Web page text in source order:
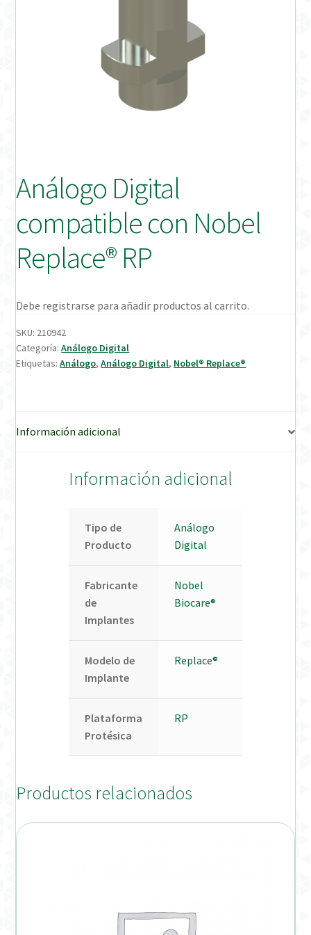
Mi cuenta
On-line Store
Productos Favoritos
Uso previsto
Verification Required
Análogo Digital
compatible con Nobel
Replace® RP
Debe registrarse para añadir productos al carrito.
SKU: 210942
Categoría:Análogo Digital
Etiquetas:Análogo,Análogo Digital, Nobel® Replace®
Información adicional
Información adicional
Tipo de
Producto
Análogo
Digital
Fabricante
de
Implantes
Nobel
Biocare®
Modelo de
Implante
Replace®
Plataforma
Protésica
RP
Productos relacionados